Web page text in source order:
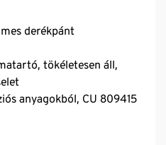
derékpánt
tökéletesen áll,
anyagokból, CU 809415